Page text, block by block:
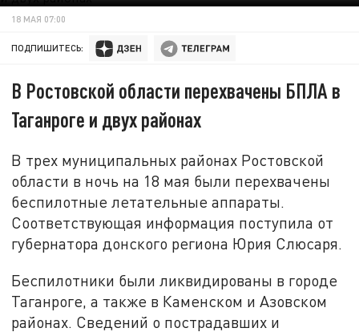
18 МАЯ 07:00
ПОДПИШИТЕСЬ:
В Ростовской области перехвачены БПЛА в
Таганроге и двух районах
В трех муниципальных районах Ростовской
области в ночь на 18 мая были перехвачены
беспилотные летательные аппараты.
Соответствующая информация поступила от
губернатора донского региона Юрия Слюсаря.
Беспилотники были ликвидированы в городе
Таганроге, а также в Каменском и Азовском
районах. Сведений о пострадавших и